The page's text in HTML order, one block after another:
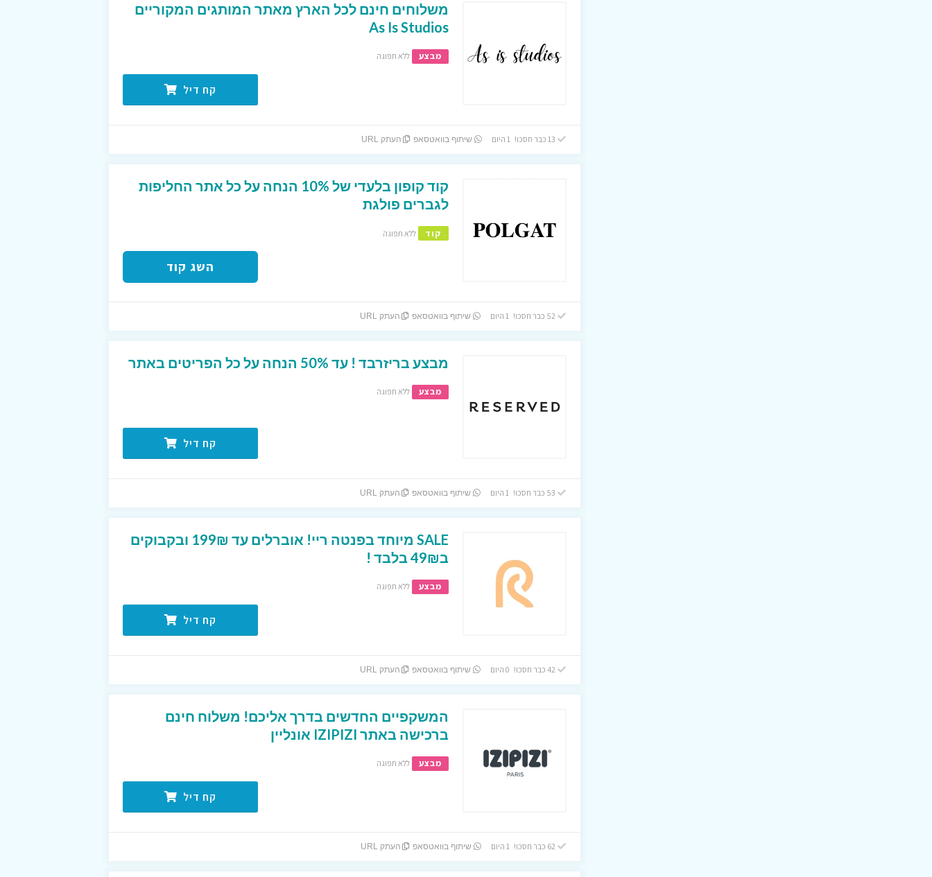
משלוחים חינם לכל הארץ מאתר המותגים המקוריים
As Is Studios
מבצע ללא תפוגה
קח דיל
שיתוף בוואטסאפ העתק URL
קוד קופון בלעדי של 10% הנחה על כל אתר החליפות
לגברים פולגת
קוד ללא תפוגה
השג קוד
52 כבר חסכו! 1 היום שיתוף בוואטסאפ העתק URL
מבצע בריזרבד ! עד 50% הנחה על כל הפריטים באתר
מבצע ללא תפוגה
קח דיל
שיתוף בוואטסאפ העתק URL
SALE מיוחד בפנטה ריי! אוברלים עד 199₪ ובקבוקים
ב49₪ בלבד !
מבצע ללא תפוגה
קח דיל
42 כבר חסכו! 0 היום שיתוף בוואטסאפ העתק URL
המשקפיים החדשים בדרך אליכם! משלוח חינם
ברכישה באתר IZIPIZI אונליין
מבצע ללא תפוגה
קח דיל
62 כבר חסכו! 1 היום שיתוף בוואטסאפ העתק URL